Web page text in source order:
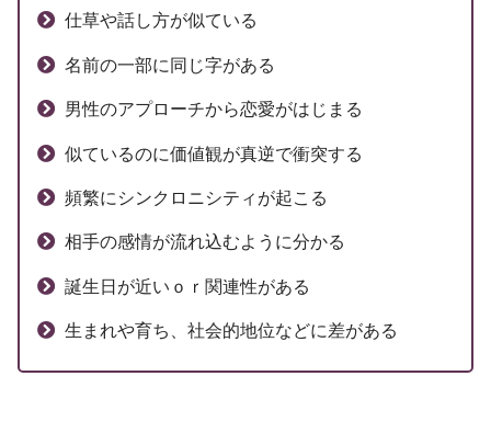
仕草や話し方が似ている
名前の一部に同じ字がある
男性のアプローチから恋愛がはじまる
似ているのに価値観が真逆で衝突する
頻繁にシンクロニシティが起こる
相手の感情が流れ込むように分かる
誕生日が近いｏｒ関連性がある
生まれや育ち、社会的地位などに差がある